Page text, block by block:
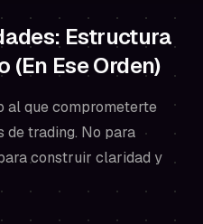
Estructura
Ese Orden)
al que comprometerte
de trading. No para
construir claridad y